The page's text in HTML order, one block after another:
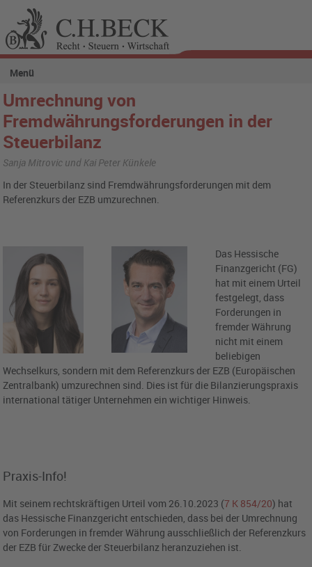
Menü
Umrechnung von
Fremdwährungsforderungen in der
Steuerbilanz
Sanja Mitrovic und Kai Peter Künkele
In der Steuerbilanz sind Fremdwährungsforderungen mit dem
Referenzkurs der EZB umzurechnen.
Das Hessische
Finanzgericht (FG)
hat mit einem Urteil
festgelegt, dass
Forderungen in
fremder Währung
nicht mit einem
beliebigen
Wechselkurs, sondern mit dem Referenzkurs der EZB (Europäischen
Zentralbank) umzurechnen sind. Dies ist für die Bilanzierungspraxis
international tätiger Unternehmen ein wichtiger Hinweis.
Praxis-Info!
Mit seinem rechtskräftigen Urteil vom 26.10.2023 (7 K 854/20) hat
das Hessische Finanzgericht entschieden, dass bei der Umrechnung
von Forderungen in fremder Währung ausschließlich der Referenzkurs
der EZB für Zwecke der Steuerbilanz heranzuziehen ist.